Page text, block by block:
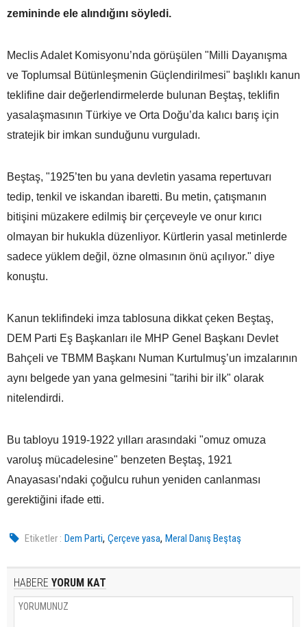
zemininde ele alındığını söyledi.
Meclis Adalet Komisyonu’nda görüşülen "Milli Dayanışma
ve Toplumsal Bütünleşmenin Güçlendirilmesi" başlıklı kanun
teklifine dair değerlendirmelerde bulunan Beştaş, teklifin
yasalaşmasının Türkiye ve Orta Doğu’da kalıcı barış için
stratejik bir imkan sunduğunu vurguladı.
Beştaş, "1925’ten bu yana devletin yasama repertuvarı
tedip, tenkil ve iskandan ibaretti. Bu metin, çatışmanın
bitişini müzakere edilmiş bir çerçeveyle ve onur kırıcı
olmayan bir hukukla düzenliyor. Kürtlerin yasal metinlerde
sadece yüklem değil, özne olmasının önü açılıyor." diye
konuştu.
Kanun teklifindeki imza tablosuna dikkat çeken Beştaş,
DEM Parti Eş Başkanları ile MHP Genel Başkanı Devlet
Bahçeli ve TBMM Başkanı Numan Kurtulmuş’un imzalarının
aynı belgede yan yana gelmesini "tarihi bir ilk" olarak
nitelendirdi.
Bu tabloyu 1919-1922 yılları arasındaki "omuz omuza
varoluş mücadelesine" benzeten Beştaş, 1921
Anayasası’ndaki çoğulcu ruhun yeniden canlanması
gerektiğini ifade etti.
Etiketler : Dem Parti,Çerçeve yasa,Meral Danış Beştaş
HABERE YORUM KAT